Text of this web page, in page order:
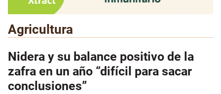
Agricultura
Nidera y su balance positivo de la
zafra en un año “difícil para sacar
conclusiones”